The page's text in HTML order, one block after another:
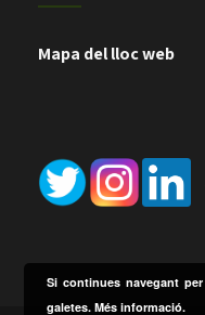
Mapa del lloc web
Si continues navegant
galetes.Més informació.